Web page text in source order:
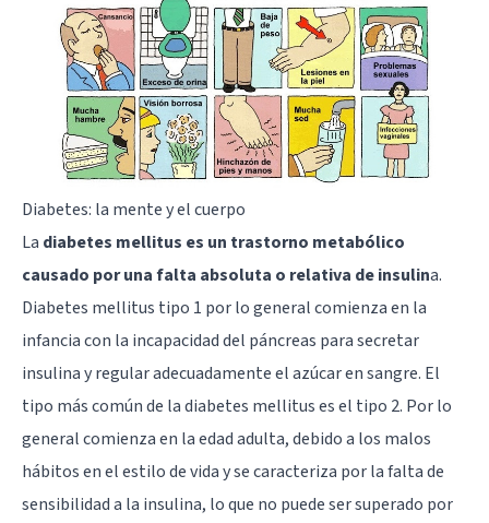
Diabetes: la mente y el cuerpo
La diabetes mellitus es un trastorno metabólico
causado por una falta absoluta o relativa de insulina.
Diabetes mellitus tipo 1 por lo general comienza en la
infancia con la incapacidad del páncreas para secretar
insulina y regular adecuadamente el azúcar en sangre. El
tipo más común de la diabetes mellitus es el tipo 2. Por lo
general comienza en la edad adulta, debido a los malos
hábitos en el estilo de vida y se caracteriza por la falta de
sensibilidad a la insulina, lo que no puede ser superado por